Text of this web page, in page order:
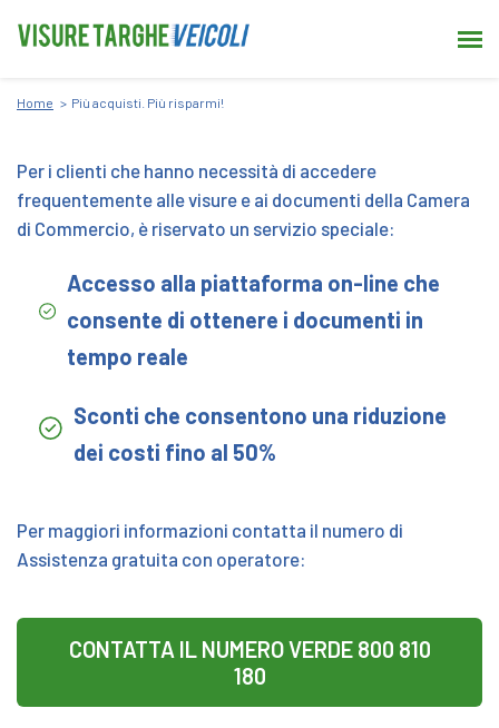
Home Più acquisti. Più risparmi!
Per i clienti che hanno necessità di accedere
frequentemente alle visure e ai documenti della Camera
di Commercio, è riservato un servizio speciale:
Accesso alla piattaforma on-line che
consente di ottenere i documenti in
tempo reale
Sconti che consentono una riduzione
dei costi fino al 50%
Per maggiori informazioni contatta il numero di
Assistenza gratuita con operatore:
CONTATTA IL NUMERO VERDE 800 810
180